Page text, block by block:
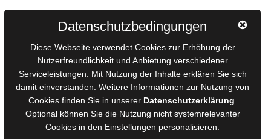
AGB für Medienprojekte
Online-Artikel
Manuskripte einreichen
Ausschreibungen
Belegexemplare
Eigenbedarfsexemplare
Datenschutzbedingungen
Diese Webseite verwendet Cookies zur Erhöhung der
Nutzerfreundlichkeit und Anbietung verschiedener
Serviceleistungen. Mit Nutzung der Inhalte erklären Sie sich
damit einverstanden. Weitere Informationen zur Nutzung von
Cookies finden Sie in unserer Datenschutzerklärung
Optional können Sie die Nutzung nicht systemrelevanter
Cookies in den Einstellungen personalisieren.